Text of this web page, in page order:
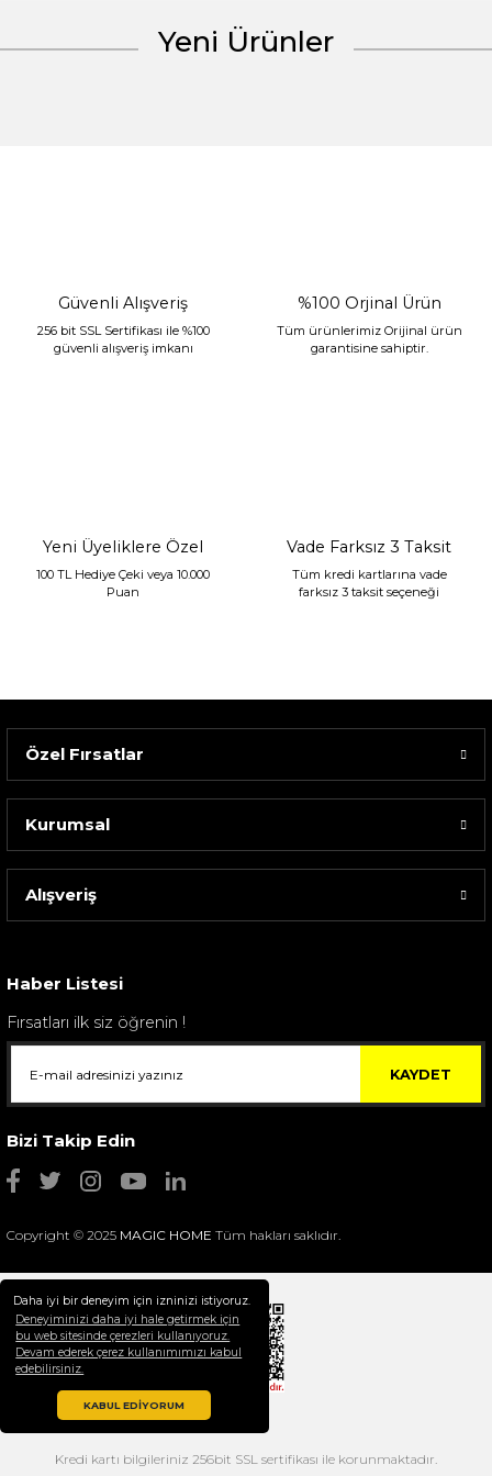
Daha iyi bir deneyim için izninizi istiyoruz.
Deneyiminizi daha iyi hale getirmek için
bu web sitesinde çerezleri kullanıyoruz.
Devam ederek çerez kullanımımızı kabul
edebilirsiniz.
KABUL EDİYORUM
Yeni Ürünler
Sarev Elfıda Flanel Nevresim Takımı Çift Kişili...
Selim Dekor Chain 15x20 Çerçeve Vizon
1.595,00 TL
Güvenli Alışveriş
256 bit SSL Sertifikası ile %100
güvenli alışveriş imkanı
%100 Orjinal Ürün
Tüm ürünlerimiz Orijinal ürün
garantisine sahiptir.
Yeni Üyeliklere Özel
100 TL Hediye Çeki veya 10.000
Puan
Vade Farksız 3 Taksit
Tüm kredi kartlarına vade
farksız 3 taksit seçeneği
Özel Fırsatlar
Kurumsal
Alışveriş
Haber Listesi
Fırsatları ilk siz öğrenin !
KAYDET
Bizi Takip Edin
Copyright © 2025 MAGIC HOME Tüm hakları saklıdır.
Kredi kartı bilgileriniz 256bit SSL sertifikası ile korunmaktadır.